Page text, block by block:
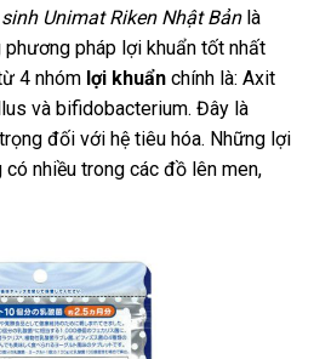
Unimat Riken Nhật Bản là
pháp lợi khuẩn tốt nhất
4 nhóm lợi khuẩn chính là: Axit
và bifidobacterium. Đây là
đối với hệ tiêu hóa. Những lợi
nhiều trong các đồ lên men,